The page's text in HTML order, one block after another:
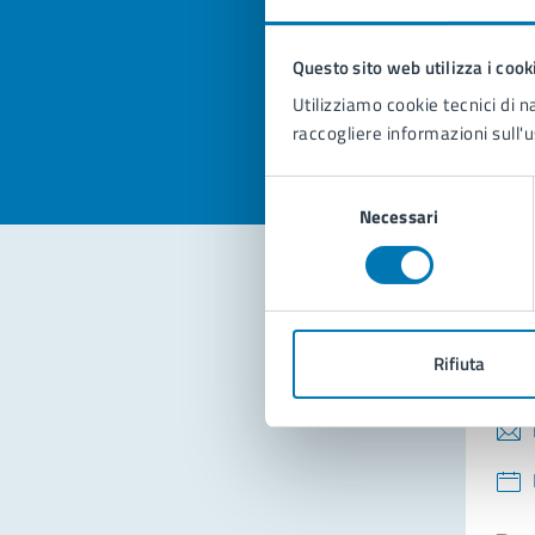
Questo sito web utilizza i
Utilizziamo cookie tecnici di
raccogliere informazioni
del
Necessari
Rifiuta
Valuta la